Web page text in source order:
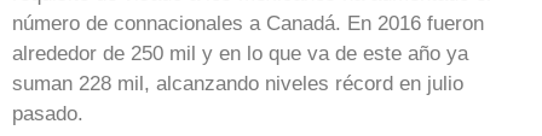
número de connacionales a Canadá. En 2016 fueron
alrededor de 250 mil y en lo que va de este año ya
suman 228 mil, alcanzando niveles récord en julio
pasado.